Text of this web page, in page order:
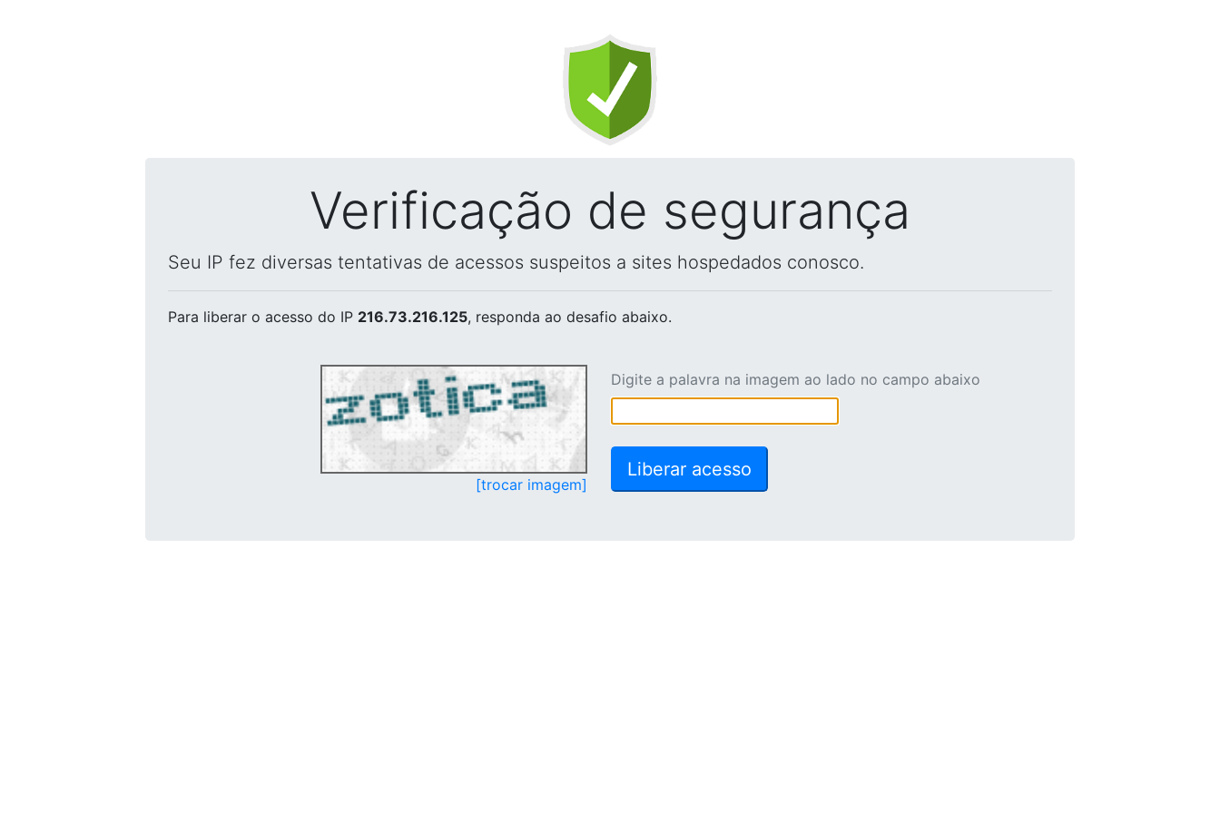
Verificação de segurança
Seu IP fez diversas tentativas de acessos suspeitos a sites hospedados conosco.
Para liberar o acesso do IP 216.73.216.125, responda ao desafio abaixo.
[trocar imagem]
Digite a palavra na imagem ao lado no campo abaixo